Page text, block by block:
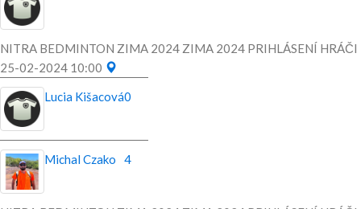
NITRA BEDMINTON ZIMA 2024 ZIMA 2024 PRIHLÁSENÍ HRÁČI
25-02-2024 10:00
Lucia Kišacová0
Michal Czako 4